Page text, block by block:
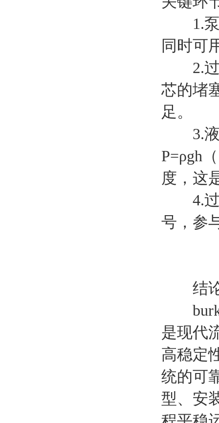
1.泵
同时可
2.过
芯的堵
足。
3.液
P=ρgh
度，这
4.过
号，参
结
是现代
高稳定
统的可
型、安